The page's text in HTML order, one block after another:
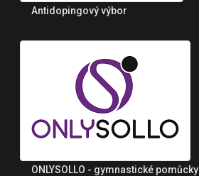
Antidopingový výbor
ONLYSOLLO - gymnastické pomůcky